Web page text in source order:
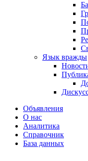
Язык вражды
Объявления
О нас
Аналитика
Справочник
База данных